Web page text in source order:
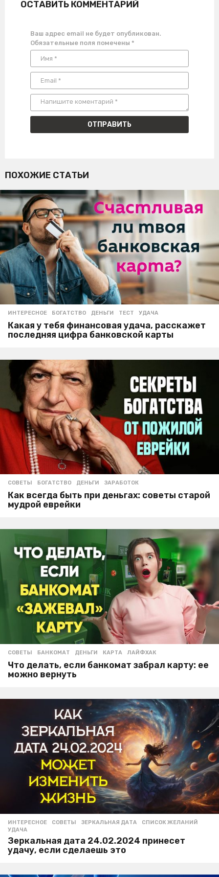
ОСТАВИТЬ КОММЕНТАРИЙ
Ваш адрес email не будет опубликован.
Обязательные поля помечены *
ПОХОЖИЕ СТАТЬИ
ИНТЕРЕСНОЕ БОГАТСТВО ,ДЕНЬГИ ,ТЕСТ ,УДАЧА
Какая у тебя финансовая удача, расскажет
последняя цифра банковской карты
СОВЕТЫ БОГАТСТВО ,ДЕНЬГИ ,ЗАРАБОТОК
Как всегда быть при деньгах: советы старой
мудрой еврейки
СОВЕТЫ БАНКОМАТ ,ДЕНЬГИ ,КАРТА ,ЛАЙФХАК
Что делать, если банкомат забрал карту: ее
можно вернуть
ИНТЕРЕСНОЕ ,СОВЕТЫ ЗЕРКАЛЬНАЯ ДАТА ,СПИСОК ЖЕЛАНИЙ
УДАЧА
Зеркальная дата 24.02.2024 принесет
удачу, если сделаешь это